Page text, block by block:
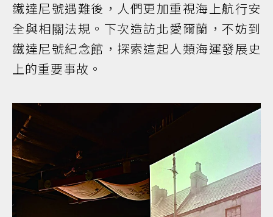
鐵達尼號遇難後，人們更加重視海上航行安
全與相關法規。下次造訪北愛爾蘭，不妨到
鐵達尼號紀念館，探索這起人類海運發展史
上的重要事故。